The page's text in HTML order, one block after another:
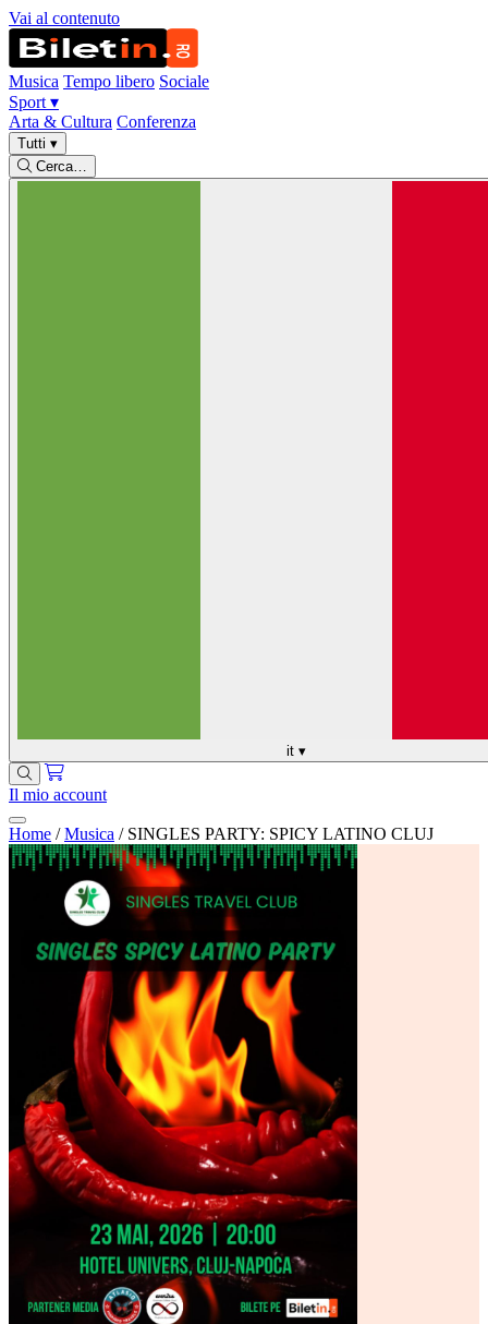
Vai al contenuto
Musica Tempo libero Sociale
Sport ▾
Arta & Cultura Conferenza
Tutti ▾
Cerca…
it ▾
Il mio account
Home / Musica / SINGLES PARTY: SPICY LATINO CLUJ